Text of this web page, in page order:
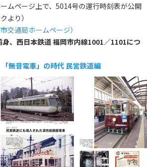
ムページ上で、5014号の運行時刻表が公開
より）
交通局ホームページ）
、西日本鉄道 福岡市内線1001／1101につ
無音電車」の時代 民営鉄道編